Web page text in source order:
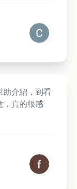
助介紹，到看
，真的很感